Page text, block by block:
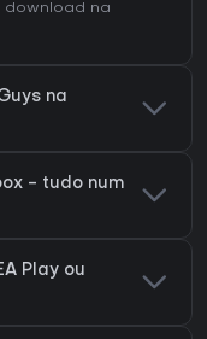
download na
na
- tudo num
Play ou